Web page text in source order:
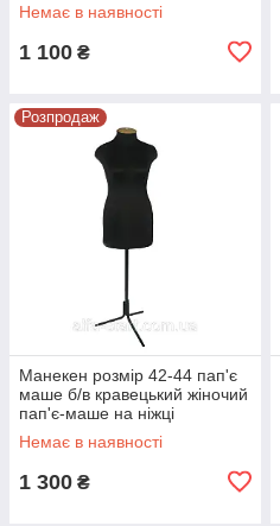
Немає в наявності
1 100 ₴
Розпродаж
Манекен розмір 42-44 пап'є
маше б/в кравецький жіночий
пап'є-маше на ніжці
Немає в наявності
1 300 ₴